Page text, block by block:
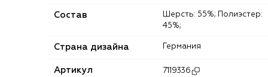
Состав
Шерсть: 55%; Полиэстер:
45%;
Страна дизайна Германия
Артикул 7119336